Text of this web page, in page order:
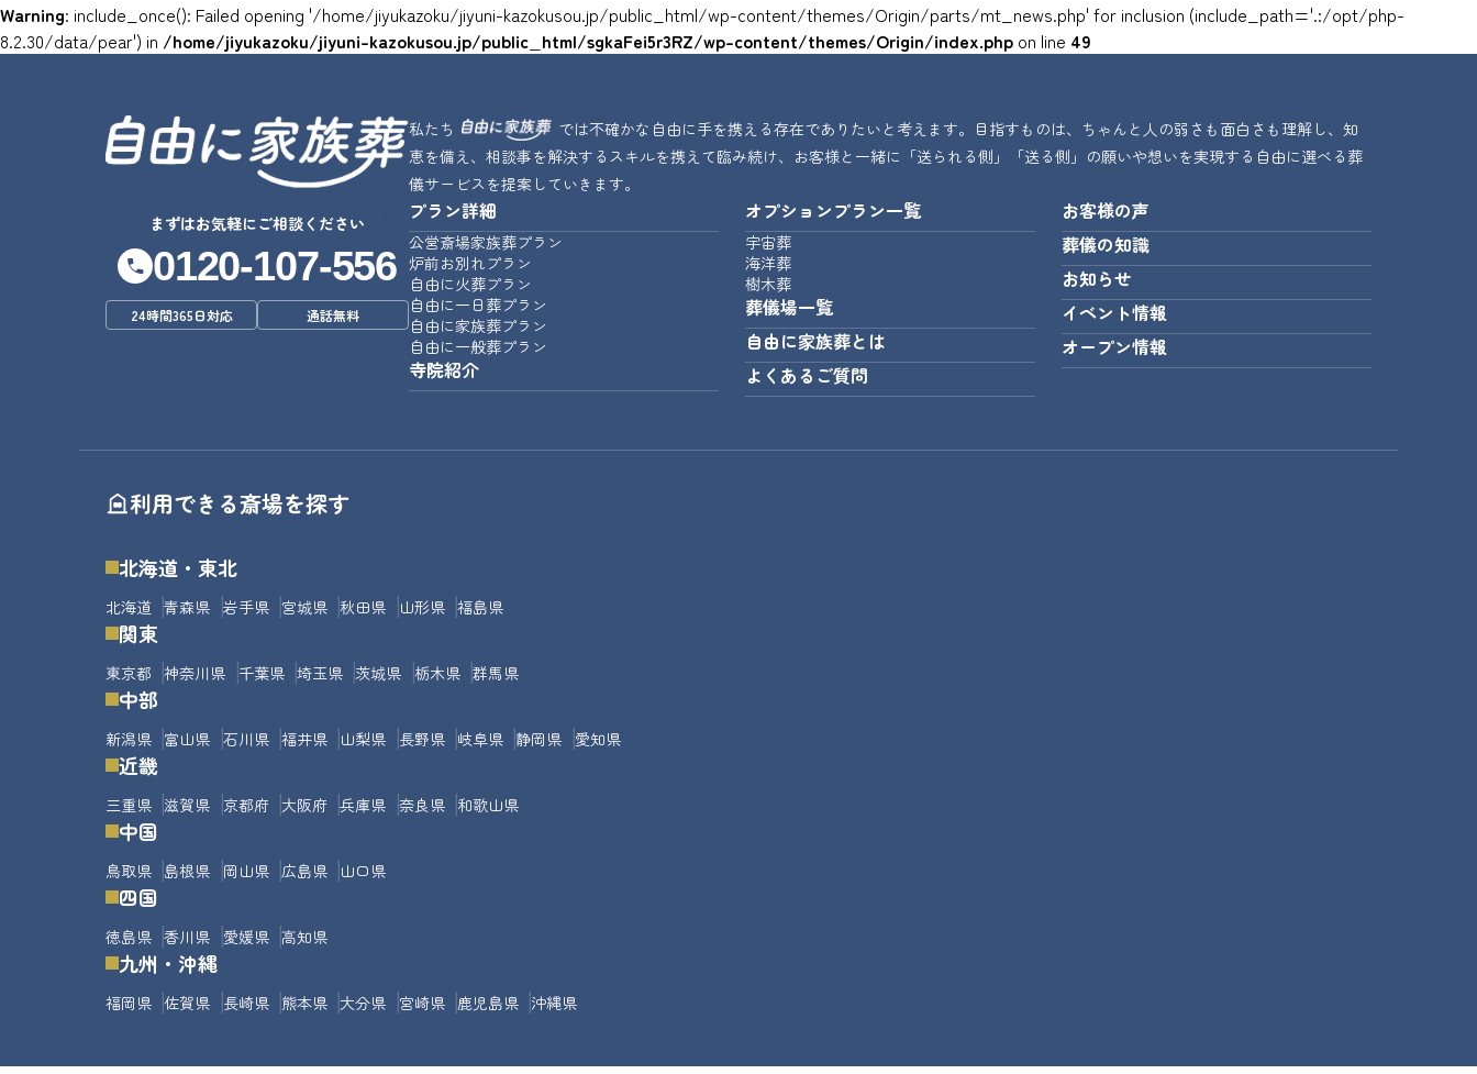
Warning: include_once(): Failed opening '/home/jiyukazoku/jiyuni-kazokusou.jp/public_html/wp-content/themes/Origin/parts/mt_news.php' for inclusion (include_path='.:/opt/php-
8.2.30/data/pear') in /home/jiyukazoku/jiyuni-kazokusou.jp/public_html/sgkaFei5r3RZ/wp-content/themes/Origin/index.php on line 49
まずはお気軽にご相談くださいじゆうな
0120-107-556
24時間365日対応 通話無料
私たち
では不確かな自由に手を携える存在でありたいと考えます。目指すものは、ちゃんと人の弱さも面白さも理解し、知
恵を備え、相談事を解決するスキルを携えて臨み続け、お客様と一緒に「送られる側」「送る側」の願いや想いを実現する自由に選べる葬
儀サービスを提案していきます。
プラン詳細
公営斎場家族葬プラン
炉前お別れプラン
自由に火葬プラン
自由に一日葬プラン
自由に家族葬プラン
自由に一般葬プラン
寺院紹介
オプションプラン一覧
宇宙葬
海洋葬
樹木葬
葬儀場一覧
自由に家族葬とは
よくあるご質問
お客様の声
葬儀の知識
お知らせ
イベント情報
オープン情報
利用できる斎場を探す
北海道・東北
北海道 青森県 岩手県 宮城県 秋田県 山形県 福島県
関東
東京都 神奈川県 千葉県 埼玉県 茨城県 栃木県 群馬県
中部
新潟県 富山県 石川県 福井県 山梨県 長野県 岐阜県 静岡県 愛知県
近畿
三重県 滋賀県 京都府 大阪府 兵庫県 奈良県 和歌山県
中国
鳥取県 島根県 岡山県 広島県 山口県
四国
徳島県 香川県 愛媛県 高知県
九州・沖縄
福岡県 佐賀県 長崎県 熊本県 大分県 宮崎県 鹿児島県 沖縄県